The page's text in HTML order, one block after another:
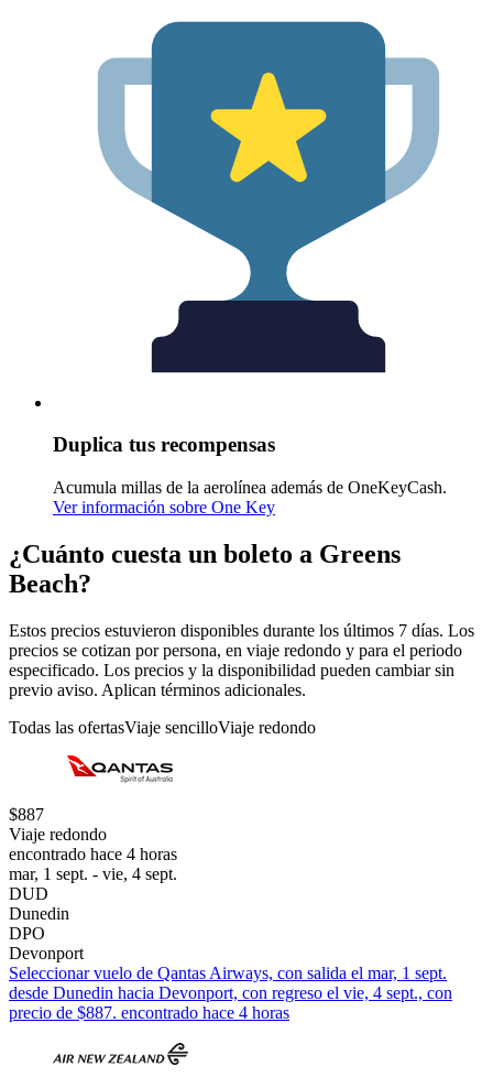
Duplica tus recompensas
Acumula millas de la aerolínea además de OneKeyCash.
Ver información sobre One Key
¿Cuánto cuesta un boleto a Greens
Beach?
Estos precios estuvieron disponibles durante los últimos 7 días. Los
precios se cotizan por persona, en viaje redondo y para el periodo
especificado. Los precios y la disponibilidad pueden cambiar sin
previo aviso. Aplican términos adicionales.
Todas las ofertasViaje sencilloViaje redondo
$887
Viaje redondo
encontrado hace 4 horas
mar, 1 sept. - vie, 4 sept.
DUD
Dunedin
DPO
Devonport
Seleccionar vuelo de Qantas Airways, con salida el mar, 1 sept.
desde Dunedin hacia Devonport, con regreso el vie, 4 sept., con
precio de $887. encontrado hace 4 horas